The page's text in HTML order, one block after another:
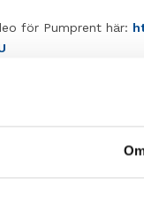
för Pumprent här: